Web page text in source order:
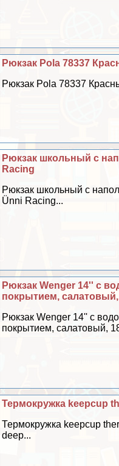
Рюкзак Pola 78337
Рюкзак Pola 78337
Рюкзак школьный с
Racing
Рюкзак школьный с
Ünni Racing...
Рюкзак Wenger 14'' с
покрытием, салатовый,
Рюкзак Wenger 14'' с
покрытием, салатовый,
Термокружка keepcup
Термокружка keepcup
deep...